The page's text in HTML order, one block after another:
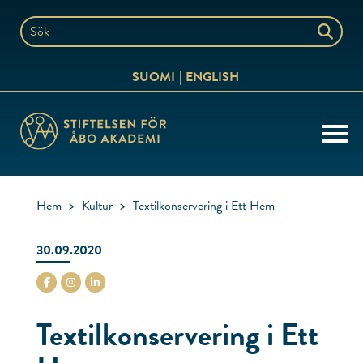
innehållet
Sök
SUOMI ENGLISH
Hem > Kultur > Textilkonservering i Ett Hem
30.09.2020
stiftelsenabo Facebook
stiftelsenabo Instagram
stiftelsenabo Linkedin
Textilkonservering i Ett